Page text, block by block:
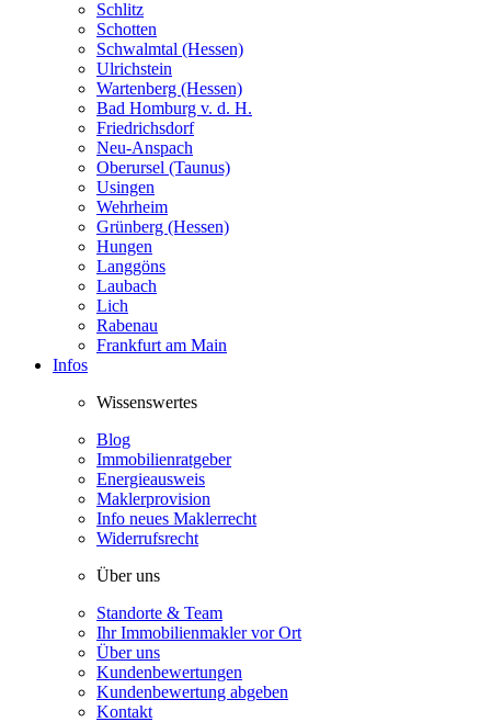
Schlitz
Schotten
Schwalmtal (Hessen)
Ulrichstein
Wartenberg (Hessen)
Bad Homburg v. d. H.
Friedrichsdorf
Neu-Anspach
Oberursel (Taunus)
Usingen
Wehrheim
Grünberg (Hessen)
Hungen
Langgöns
Laubach
Lich
Rabenau
Frankfurt am Main
Infos
Wissenswertes
Blog
Immobilienratgeber
Energieausweis
Maklerprovision
Info neues Maklerrecht
Widerrufsrecht
Über uns
Standorte & Team
Ihr Immobilienmakler vor Ort
Über uns
Kundenbewertungen
Kundenbewertung abgeben
Kontakt